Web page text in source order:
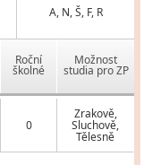
A, N, Š, F, R
Roční
školné
Možnost
studia pro ZP
0
Zrakově,
Sluchově,
Tělesně